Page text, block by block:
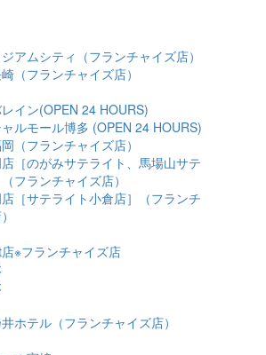
アムシティ（フランチャイズ店）
（フランチャイズ店）
イン(OPEN 24 HOURS)
ルモール博多 (OPEN 24 HOURS)
（フランチャイズ店）
［のがみサテライト、馬場山サテ
フランチャイズ店）
［サテライト小倉店］（フランチ
※フランチャイズ店
ホテル（フランチャイズ店）